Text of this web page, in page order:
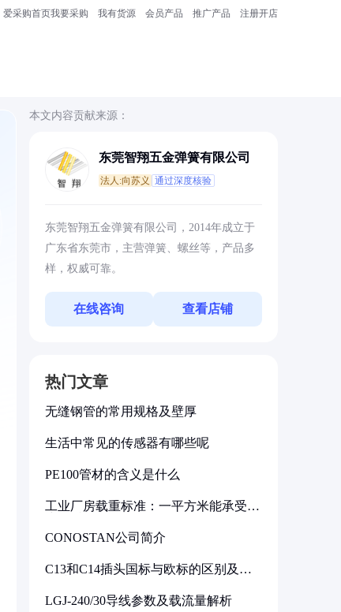
爱采购首页我要采购 我有货源 会员产品 推广产品 注册开店
本文内容贡献来源：
东莞智翔五金弹簧有限公司
法人:向苏义 通过深度核验
东莞智翔五金弹簧有限公司，2014年成立于
广东省东莞市，主营弹簧、螺丝等，产品多
样，权威可靠。
在线咨询 查看店铺
热门文章
无缝钢管的常用规格及壁厚
生活中常见的传感器有哪些呢
PE100管材的含义是什么
工业厂房载重标准：一平方米能承受多
CONOSTAN公司简介
C13和C14插头国标与欧标的区别及其
LGJ-240/30导线参数及载流量解析